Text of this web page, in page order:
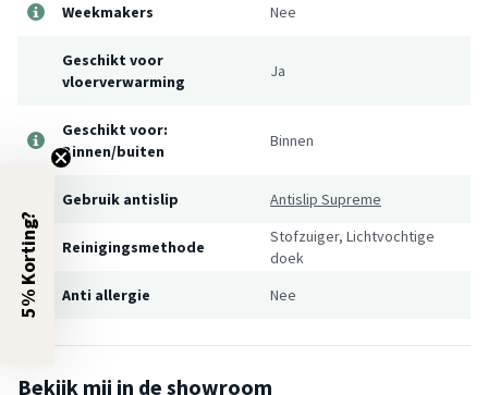
Weekmakers Nee
Geschikt voor
vloerverwarming
Ja
Geschikt voor:
Binnen/buiten
Binnen
Gebruik antislip Antislip Supreme
Reinigingsmethode
Stofzuiger, Lichtvochtige
doek
Anti allergie
Nee
Bekijk mij in de showroom
5% Korting?